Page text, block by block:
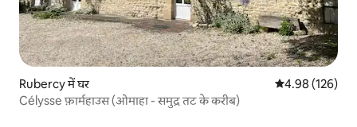
Rubercy में घर औसत रेटिंग 5 में से
4.98 (126)
Célysse फ़ार्महाउस (ओमाहा - समुद्र तट के करीब)